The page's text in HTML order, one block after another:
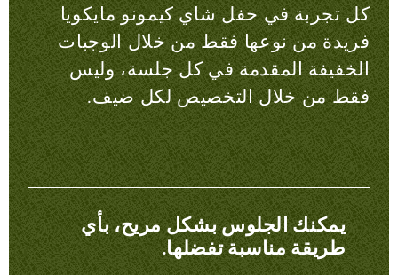
كل تجربة في حفل شاي كيمونو مايكويا
فريدة من نوعها فقط من خلال الوجبات
الخفيفة المقدمة في كل جلسة، وليس
فقط من خلال التخصيص لكل ضيف.
يمكنك الجلوس بشكل مريح، بأي
طريقة مناسبة تفضلها.